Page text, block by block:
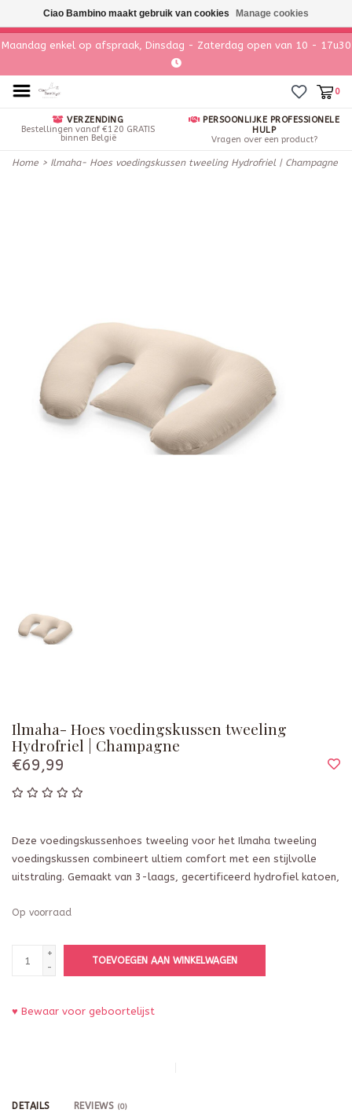
Maandag enkel op afspraak, Dinsdag - Zaterdag open van 10 - 17u30
0
VERZENDING
Bestellingen vanaf €120 GRATIS
binnen België
PERSOONLIJKE PROFESSIONELE
HULP
Vragen over een product?
Home > Ilmaha- Hoes voedingskussen tweeling Hydrofriel | Champagne
Ilmaha- Hoes voedingskussen tweeling
Hydrofriel | Champagne
€69,99
Deze voedingskussenhoes tweeling voor het Ilmaha tweeling
voedingskussen combineert ultiem comfort met een stijlvolle
uitstraling. Gemaakt van 3-laags, gecertificeerd hydrofiel katoen,
Op voorraad
+
-
TOEVOEGEN AAN WINKELWAGEN
♥ Bewaar voor geboortelijst
DETAILS REVIEWS (0)
Ciao Bambino maakt gebruik van cookies Manage cookies